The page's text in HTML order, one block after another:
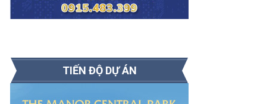
TIẾN ĐỘ DỰ ÁN